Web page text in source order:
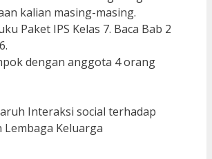
kalian masing-masing.
Paket IPS Kelas 7. Baca Bab 2
dengan anggota 4 orang
Interaksi social terhadap
Keluarga